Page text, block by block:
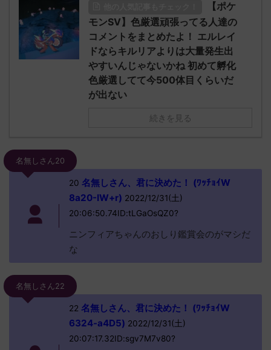
【ポケ
モンSV】色厳選頑張ってる人達の
コメントをまとめたよ！ エルレイ
ドならキルリアよりは大量発生出
やすいんじゃないかね 初めて孵化
色厳選してて今500体目くらいだ
が出ない
続きを見る
名無しさん20
20 名無しさん、君に決めた！ (ﾜｯﾁｮｲW
8a20-IW+r) 2022/12/31(土)
20:06:50.74ID:tLGaOsQZ0?
ニンフィアちゃんのおしり鑑賞会のがマシだ
な
名無しさん22
22 名無しさん、君に決めた！ (ﾜｯﾁｮｲW
6324-a4D5) 2022/12/31(土)
20:07:17.32ID:sgv7M7v80?